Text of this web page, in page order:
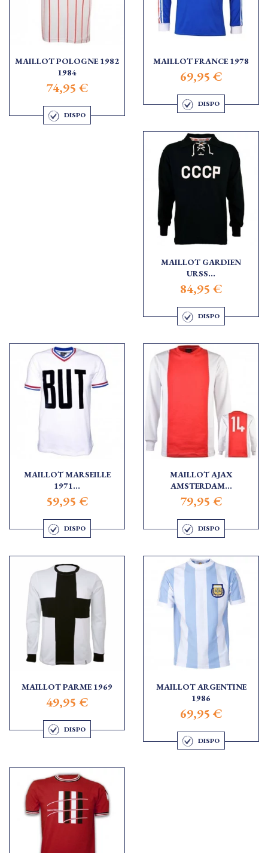
MAILLOT POLOGNE 1982
1984
74,95 €
DISPO
MAILLOT FRANCE 1978
69,95 €
DISPO
MAILLOT GARDIEN
URSS...
84,95 €
DISPO
MAILLOT MARSEILLE
1971...
59,95 €
DISPO
MAILLOT AJAX
AMSTERDAM...
79,95 €
DISPO
MAILLOT PARME 1969
49,95 €
DISPO
MAILLOT ARGENTINE
1986
69,95 €
DISPO